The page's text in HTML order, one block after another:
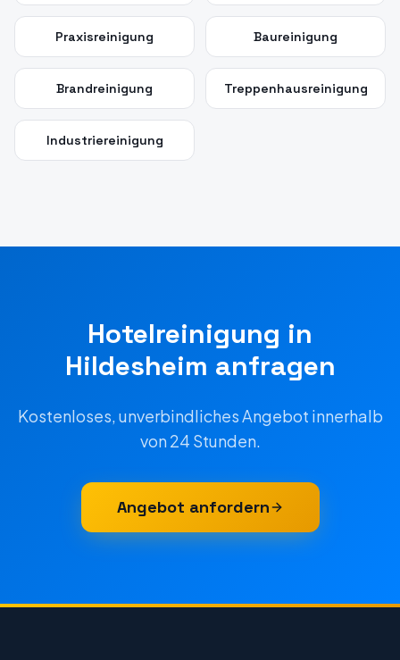
Praxisreinigung Baureinigung
Brandreinigung Treppenhausreinigung
Industriereinigung
Hotelreinigung in
Hildesheim anfragen
Kostenloses, unverbindliches Angebot innerhalb
von 24 Stunden.
Angebot anfordern